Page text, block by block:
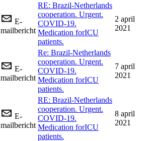
E-
mailbericht
RE: Brazil-Netherlands
cooperation. Urgent.
COVID-19.
Medication forICU
patients.
2 april
2021
E-
mailbericht
Re: Brazil-Netherlands
cooperation. Urgent.
COVID-19.
Medication forICU
patients.
7 april
2021
E-
mailbericht
RE: Brazil-Netherlands
cooperation. Urgent.
COVID-19.
Medication forICU
patients.
8 april
2021